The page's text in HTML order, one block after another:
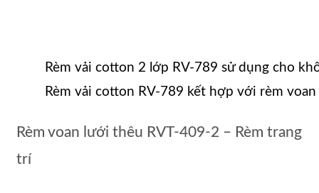
Rèm vải cotton 2 lớp RV-789 sử dụng cho
Rèm vải cotton RV-789 kết hợp với rèm
Rèm voan lưới thêu RVT-409-2 – Rèm trang
trí